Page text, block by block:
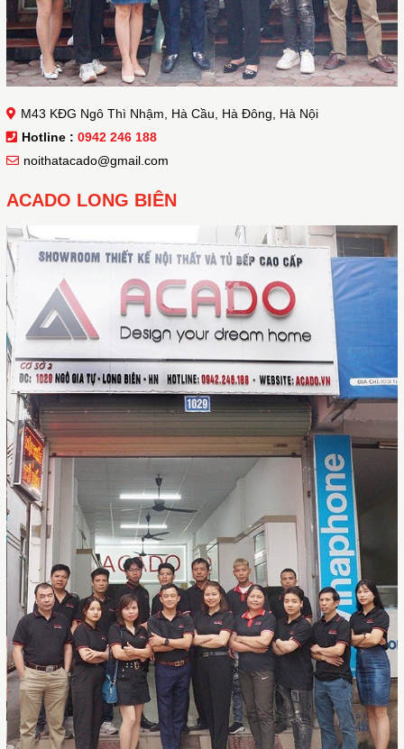
M43 KĐG Ngô Thì Nhậm, Hà Cầu, Hà Đông, Hà Nội
Hotline : 0942 246 188
noithatacado@gmail.com
ACADO LONG BIÊN